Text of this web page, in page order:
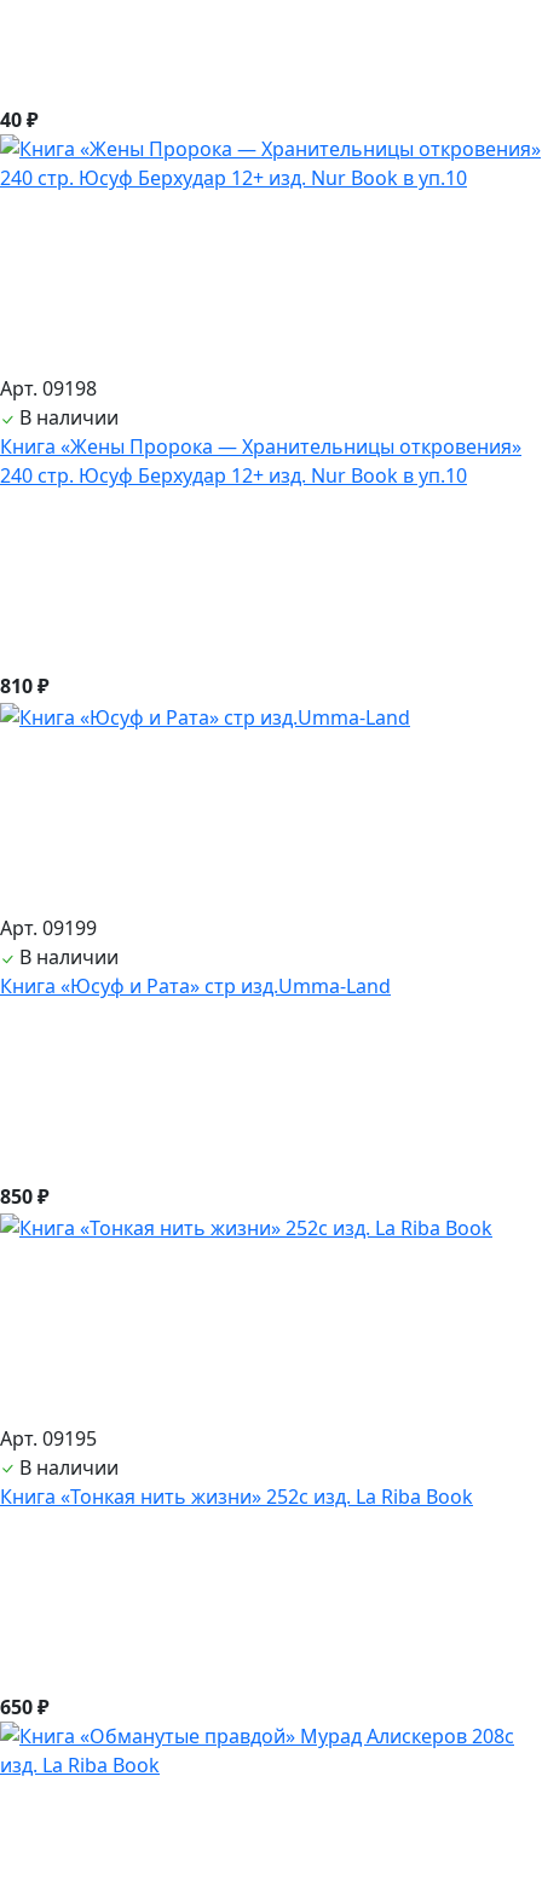
40 ₽
Арт. 09198
В наличии
Книга «Жены Пророка — Хранительницы откровения»
240 стр. Юсуф Берхудар 12+ изд. Nur Book в уп.10
810 ₽
Арт. 09199
В наличии
Книга «Юсуф и Рата» стр изд.Umma-Land
850 ₽
Арт. 09195
В наличии
Книга «Тонкая нить жизни» 252с изд. La Riba Book
650 ₽